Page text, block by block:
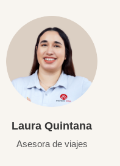
Laura Quintana
Asesora de viajes